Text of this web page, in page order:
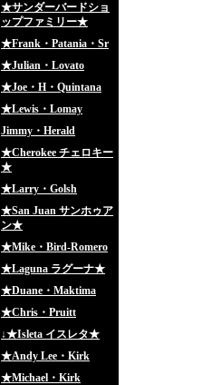
★サンダーバードショ
ップファミリー★
★Frank・Patania・Sr
★Julian・Lovato
★Joe・H・Quintana
★Lewis・Lomay
Jimmy・Herald
★Cherokee チェロキー
★
★Larry・Golsh
★San Juan サンホゥア
ン★
★Mike・Bird-Romero
★Laguna ラグーナ★
★Duane・Maktima
★Chris・Pruitt
↓★Isleta イスレタ★
★Andy Lee・Kirk
★Michael・Kirk